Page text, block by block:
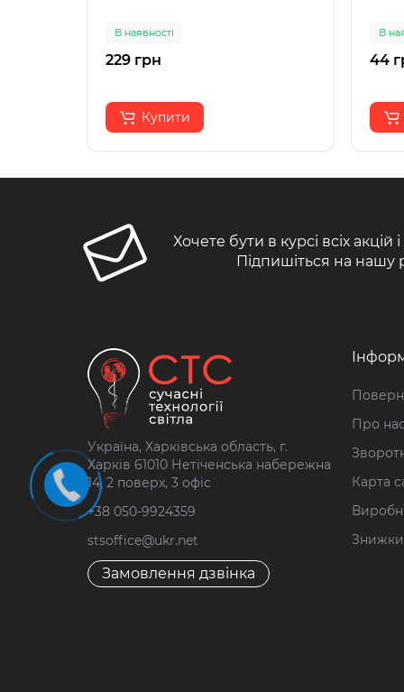
В наявності
229 грн
Купити
В
44
Хочете бути в курсі всіх акцій
Підпишіться на нашу
Україна, Харківська область, г.
Харків 61010 Нетіченська набережна
14, 2 поверх, 3 офіс
+38 050-9924359
stsoffice@ukr.net
Замовлення дзвінка
Про
Карта
Знижки